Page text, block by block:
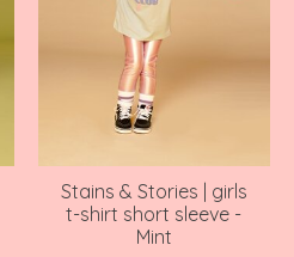
Stains & Stories | girls
t-shirt short sleeve -
Mint